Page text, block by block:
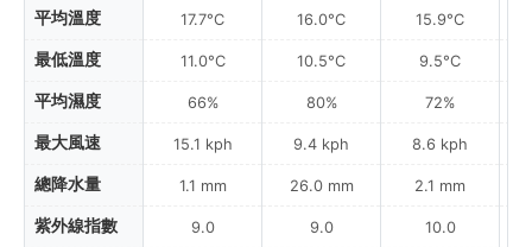
平均溫度
最低溫度
平均濕度
最大風速
總降水量
紫外線指數
17.7°C
11.0°C
66%
15.1 kph
1.1 mm
9.0
16.0°C
10.5°C
80%
9.4 kph
26.0 mm
9.0
15.9°C
9.5°C
72%
8.6 kph
2.1 mm
10.0